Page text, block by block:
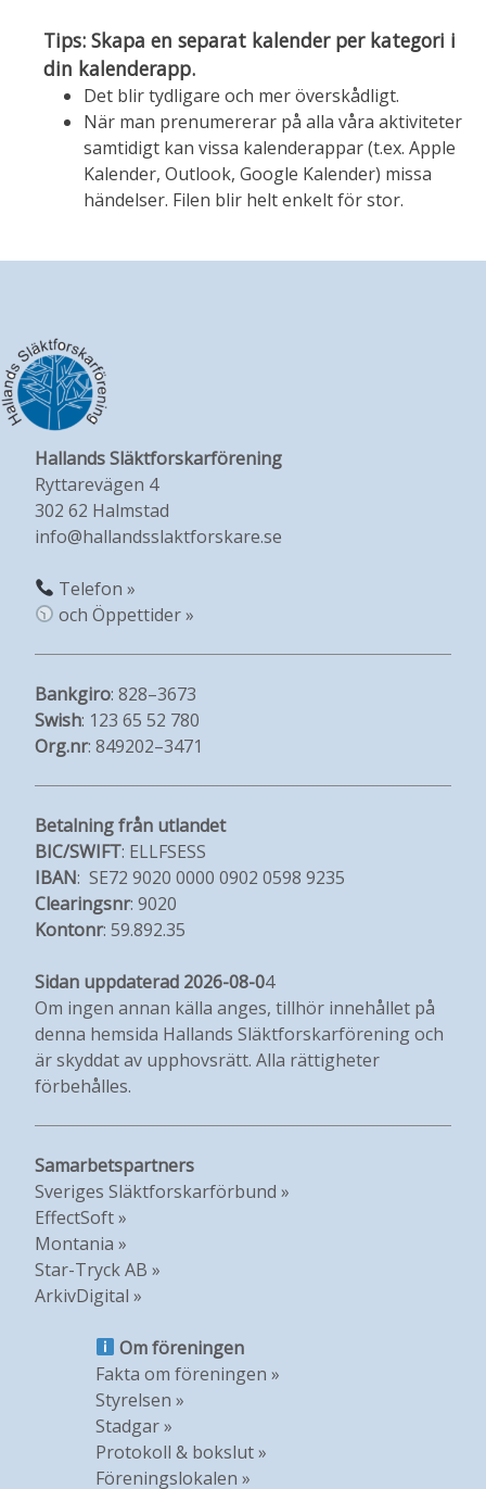
Tips: Skapa en separat kalender per kategori i
din kalenderapp.
Det blir tydligare och mer överskådligt.
När man prenumererar på alla våra aktiviteter
samtidigt kan vissa kalenderappar (t.ex. Apple
Kalender, Outlook, Google Kalender) missa
händelser. Filen blir helt enkelt för stor.
Hallands Släktforskarförening
Ryttarevägen 4
302 62 Halmstad
info@hallandsslaktforskare.se
Telefon »
och Öppettider »
Bankgiro: 828–3673
Swish: 123 65 52 780
Org.nr: 849202–3471
Betalning från utlandet
BIC/SWIFT: ELLFSESS
IBAN: SE72 9020 0000 0902 0598 9235
Clearingsnr: 9020
Kontonr: 59.892.35
Sidan uppdaterad 2026-08-04
Om ingen annan källa anges, tillhör innehållet på
denna hemsida Hallands Släktforskarförening och
är skyddat av upphovsrätt. Alla rättigheter
förbehålles.
Samarbetspartners
Sveriges Släktforskarförbund »
EffectSoft »
Montania »
Star-Tryck AB »
ArkivDigital »
Om föreningen
Fakta om föreningen »
Styrelsen »
Stadgar »
Protokoll & bokslut »
Föreningslokalen »